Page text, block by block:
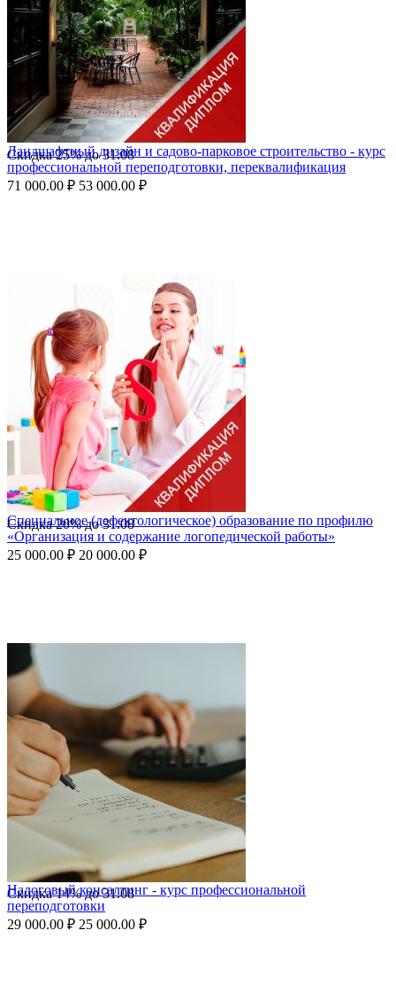
Скидка25%до31.08
Ландшафтный дизайн и садово-парковое строительство - курс
профессиональной переподготовки, переквалификация
71 000.00 ₽ 53 000.00 ₽
Скидка20%до31.08
Специальное (дефектологическое) образование по профилю
«Организация и содержание логопедической работы»
25 000.00 ₽ 20 000.00 ₽
Скидка14%до31.08
Налоговый консалтинг - курс профессиональной
переподготовки
29 000.00 ₽ 25 000.00 ₽